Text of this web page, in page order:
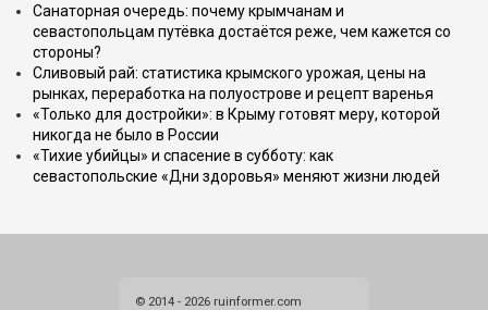
Санаторная очередь: почему крымчанам и
севастопольцам путёвка достаётся реже, чем кажется со
стороны?
Сливовый рай: статистика крымского урожая, цены на
рынках, переработка на полуострове и рецепт варенья
«Только для достройки»: в Крыму готовят меру, которой
никогда не было в России
«Тихие убийцы» и спасение в субботу: как
севастопольские «Дни здоровья» меняют жизни людей
© 2014 - 2026 ruinformer.com